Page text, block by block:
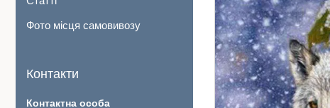
Фото місця самовивозу
Контакти